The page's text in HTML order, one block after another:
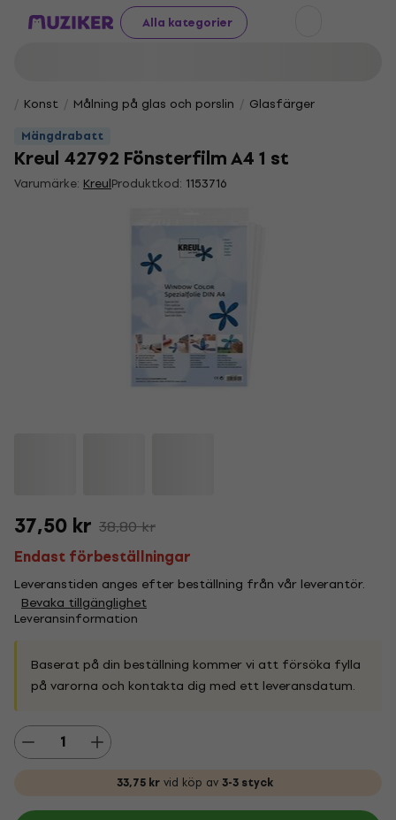
Alla kategorier
Konst Målning på glas och porslin
Glasfärger
Mängdrabatt
Kreul 42792 Fönsterfilm A4 1 st
Varumärke: KreulProduktkod: 1153716
37,50 kr 38,80 kr
Endast förbeställningar
Leveranstiden anges efter beställning från vår leverantör.
Bevaka tillgänglighet
Leveransinformation
Baserat på din beställning kommer vi att försöka fylla
på varorna och kontakta dig med ett leveransdatum.
33,75 krvid köp av 3-3 styck